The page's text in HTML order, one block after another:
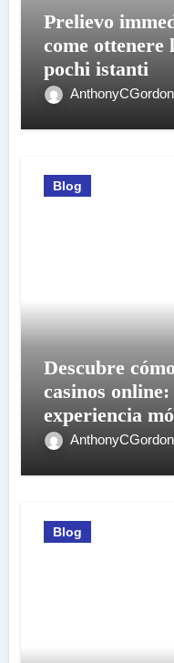
Prelievo
come ottenere
pochi istanti
AnthonyCGordon
Blog
Descubre
casinos
experiencia
AnthonyCGordon
Blog